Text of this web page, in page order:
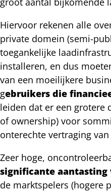
Hiervoor rekenen alle
private domein (semi-
toegankelijke
installeren, en dus
van een moeilijkere
gebruikers die
leiden dat er een grotere
of ownership) voor
onterechte vertraging
Zeer hoge,
significante
de marktspelers (hogere